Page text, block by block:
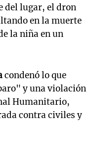
del lugar, el dron
en la muerte
la niña en un
condenó lo que
y una violación
Humanitario,
contra civiles y